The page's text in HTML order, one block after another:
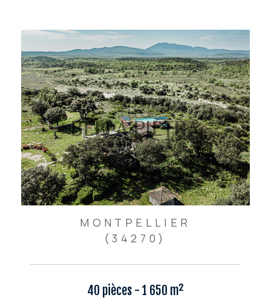
MONTPELLIER
(34270)
40 pièces - 1 650 m²